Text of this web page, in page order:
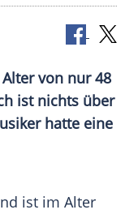
von nur 48
ist nichts über
hatte eine
ist im Alter